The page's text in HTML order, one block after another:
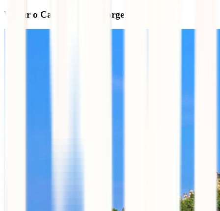
Visitar o Castelo de São Jorge